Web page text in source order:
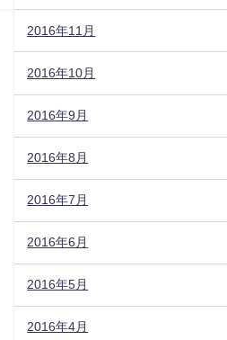
2016年11月
2016年10月
2016年9月
2016年8月
2016年7月
2016年6月
2016年5月
2016年4月